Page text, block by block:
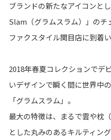
ブランドの新たなアイコンと
Slam（グラムスラム）」のチ
ファクスタイル関目店に到着
2018年春夏コレクションでデ
いデザインで瞬く間に世界中
「グラムスラム」。
最大の特徴は、まるで雲や枕
とした丸みのあるキルティン